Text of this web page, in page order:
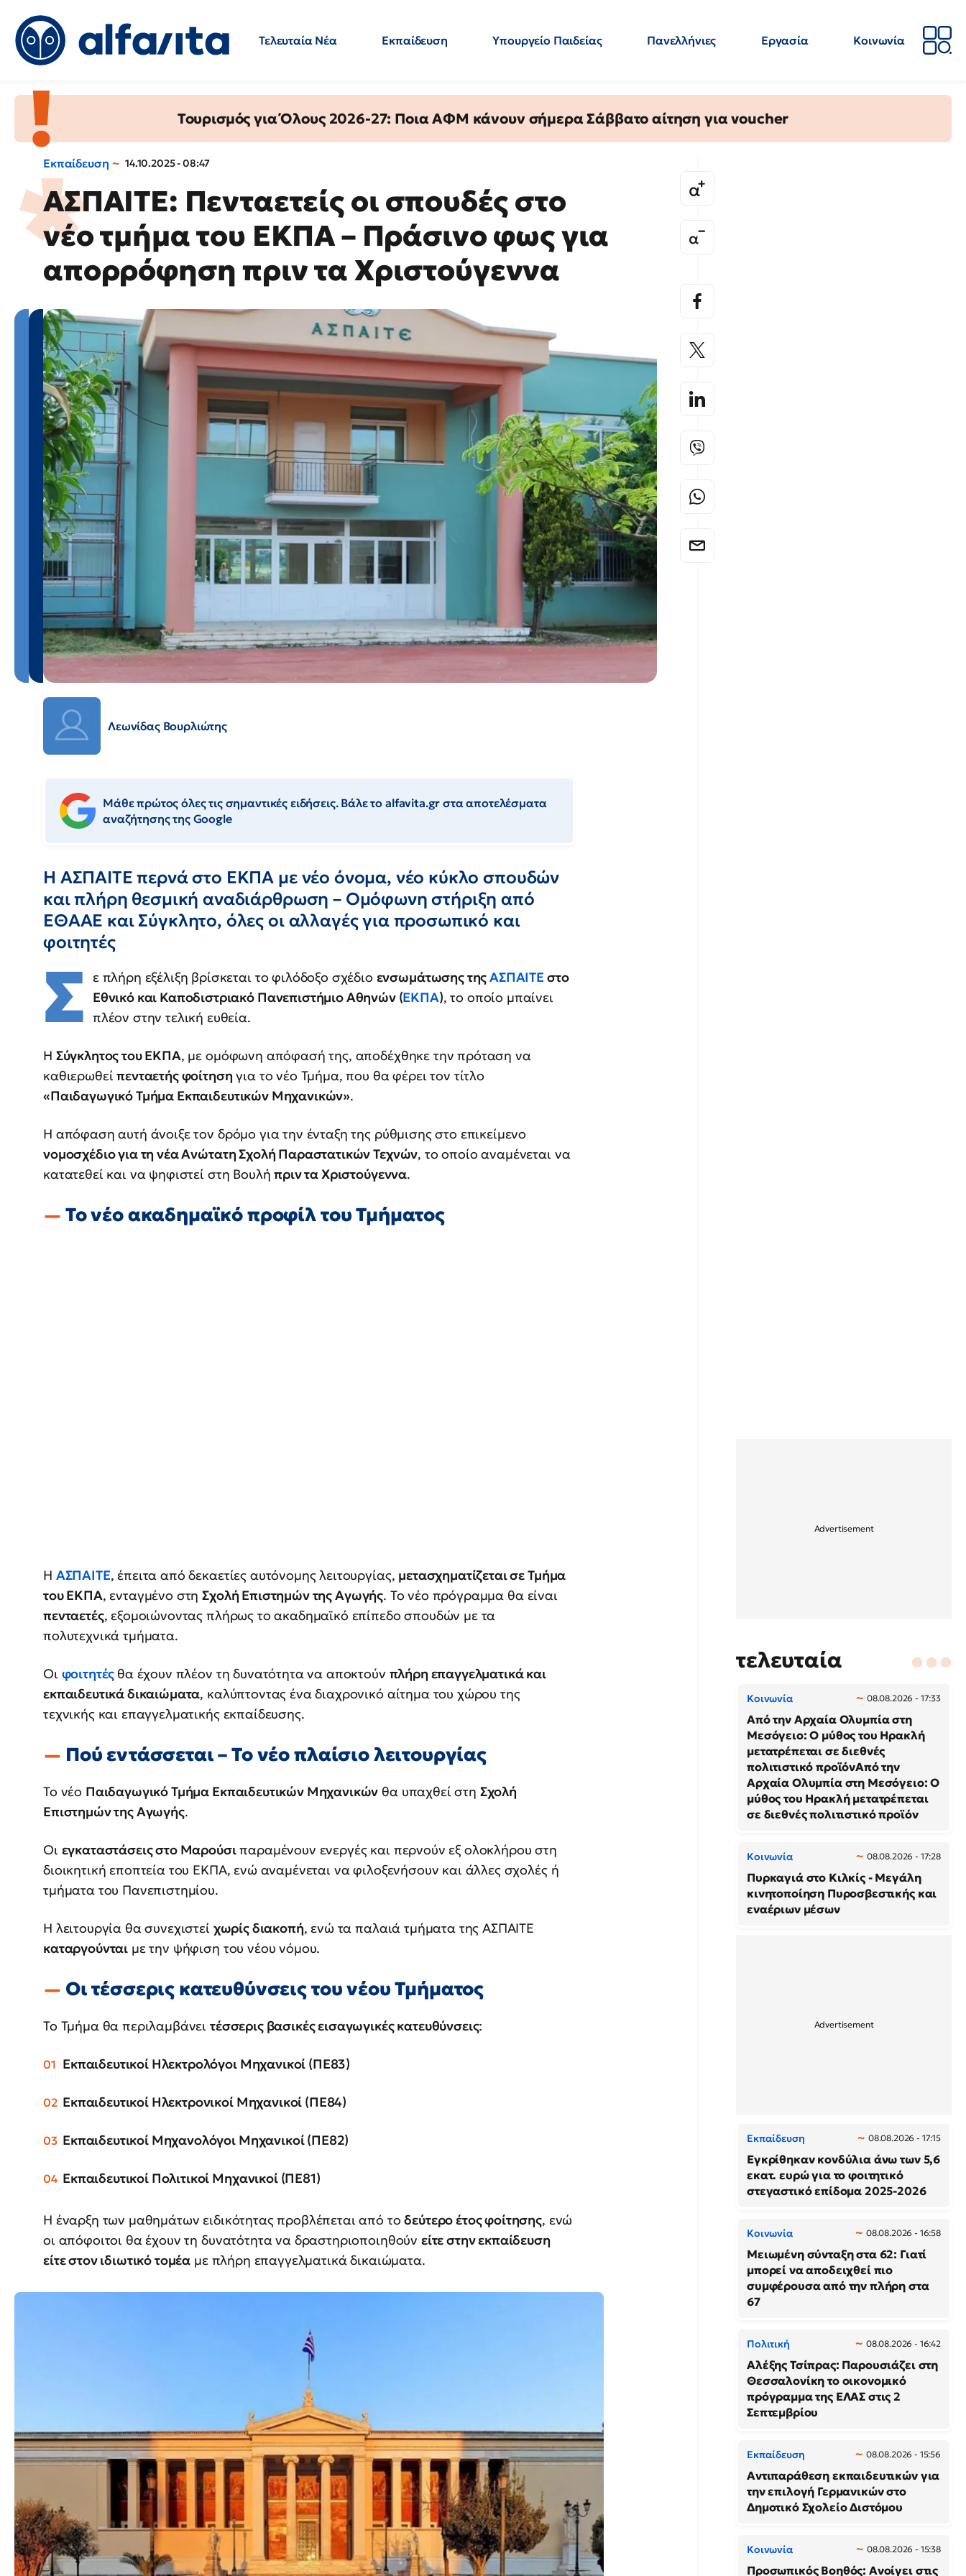
Τελευταία Νέα Εκπαίδευση Υπουργείο Παιδείας Πανελλήνιες Εργασία
Κοινωνία
Τουρισμός για Όλους 2026-27: Ποια ΑΦΜ κάνουν σήμερα Σάββατο αίτηση για voucher
Εκπαίδευση 14.10.2025 - 08:47
ΑΣΠΑΙΤΕ: Πενταετείς οι σπουδές στο
νέο τμήμα του ΕΚΠΑ – Πράσινο φως για
απορρόφηση πριν τα Χριστούγεννα
Λεωνίδας Βουρλιώτης
Μάθε πρώτος όλες τις σημαντικές ειδήσεις. Βάλε το alfavita.gr στα αποτελέσματα
αναζήτησης της Google
Η ΑΣΠΑΙΤΕ περνά στο ΕΚΠΑ με νέο όνομα, νέο κύκλο σπουδών
και πλήρη θεσμική αναδιάρθρωση – Ομόφωνη στήριξη από
ΕΘΑΑΕ και Σύγκλητο, όλες οι αλλαγές για προσωπικό και
φοιτητές
Σ ε πλήρη εξέλιξη βρίσκεται το φιλόδοξο σχέδιο ενσωμάτωσης τηςΑΣΠΑΙΤΕ στο
Εθνικό και Καποδιστριακό Πανεπιστήμιο Αθηνών (ΕΚΠΑ), το οποίο μπαίνει
πλέον στην τελική ευθεία.
Η Σύγκλητος του ΕΚΠΑ, με ομόφωνη απόφασή της, αποδέχθηκε την πρόταση να
καθιερωθείπενταετής φοίτηση για το νέο Τμήμα, που θα φέρει τον τίτλο
«Παιδαγωγικό Τμήμα Εκπαιδευτικών Μηχανικών».
Η απόφαση αυτή άνοιξε τον δρόμο για την ένταξη της ρύθμισης στο επικείμενο
νομοσχέδιο για τη νέα Ανώτατη Σχολή Παραστατικών Τεχνών, το οποίο αναμένεται να
κατατεθεί και να ψηφιστεί στη Βουλήπριν τα Χριστούγεννα.
Το νέο ακαδημαϊκό προφίλ του Τμήματος
Η ΑΣΠΑΙΤΕ, έπειτα από δεκαετίες αυτόνομης λειτουργίας, μετασχηματίζεται σε Τμήμα
του ΕΚΠΑ, ενταγμένο στηΣχολή Επιστημών της Αγωγής. Το νέο πρόγραμμα θα είναι
πενταετές, εξομοιώνοντας πλήρως το ακαδημαϊκό επίπεδο σπουδών με τα
πολυτεχνικά τμήματα.
Οι φοιτητές θα έχουν πλέον τη δυνατότητα να αποκτούν πλήρη επαγγελματικά και
εκπαιδευτικά δικαιώματα, καλύπτοντας ένα διαχρονικό αίτημα του χώρου της
τεχνικής και επαγγελματικής εκπαίδευσης.
Πού εντάσσεται – Το νέο πλαίσιο λειτουργίας
Το νέο Παιδαγωγικό Τμήμα Εκπαιδευτικών Μηχανικών θα υπαχθεί στη Σχολή
Επιστημών της Αγωγής.
Οι εγκαταστάσεις στο Μαρούσιπαραμένουν ενεργές και περνούν εξ ολοκλήρου στη
διοικητική εποπτεία του ΕΚΠΑ, ενώ αναμένεται να φιλοξενήσουν και άλλες σχολές ή
τμήματα του Πανεπιστημίου.
Η λειτουργία θα συνεχιστεί χωρίς διακοπή, ενώ τα παλαιά τμήματα της ΑΣΠΑΙΤΕ
καταργούνται με την ψήφιση του νέου νόμου.
Οι τέσσερις κατευθύνσεις του νέου Τμήματος
Το Τμήμα θα περιλαμβάνει τέσσερις βασικές εισαγωγικές κατευθύνσεις:
Εκπαιδευτικοί Ηλεκτρολόγοι Μηχανικοί (ΠΕ83)
Εκπαιδευτικοί Ηλεκτρονικοί Μηχανικοί (ΠΕ84)
Εκπαιδευτικοί Μηχανολόγοι Μηχανικοί (ΠΕ82)
Εκπαιδευτικοί Πολιτικοί Μηχανικοί (ΠΕ81)
Η έναρξη των μαθημάτων ειδικότητας προβλέπεται από τοδεύτερο έτος φοίτησης, ενώ
οι απόφοιτοι θα έχουν τη δυνατότητα να δραστηριοποιηθούν είτε στην εκπαίδευση
είτε στον ιδιωτικό τομέα με πλήρη επαγγελματικά δικαιώματα.
τελευταία
Κοινωνία 08.08.2026 - 17:33
Από την Αρχαία Ολυμπία στη
Μεσόγειο: Ο μύθος του Ηρακλή
μετατρέπεται σε διεθνές
πολιτιστικό προϊόνΑπό την
Αρχαία Ολυμπία στη Μεσόγειο: Ο
μύθος του Ηρακλή μετατρέπεται
σε διεθνές πολιτιστικό προϊόν
Κοινωνία 08.08.2026 - 17:28
Πυρκαγιά στο Κιλκίς - Μεγάλη
κινητοποίηση Πυροσβεστικής και
εναέριων μέσων
Εκπαίδευση 08.08.2026 - 17:15
Εγκρίθηκαν κονδύλια άνω των 5,6
εκατ. ευρώ για το φοιτητικό
στεγαστικό επίδομα 2025-2026
Κοινωνία 08.08.2026 - 16:58
Μειωμένη σύνταξη στα 62: Γιατί
μπορεί να αποδειχθεί πιο
συμφέρουσα από την πλήρη στα
67
Πολιτική 08.08.2026 - 16:42
Αλέξης Τσίπρας: Παρουσιάζει στη
Θεσσαλονίκη το οικονομικό
πρόγραμμα της ΕΛΑΣ στις 2
Σεπτεμβρίου
Εκπαίδευση 08.08.2026 - 15:56
Αντιπαράθεση εκπαιδευτικών για
την επιλογή Γερμανικών στο
Δημοτικό Σχολείο Διστόμου
Κοινωνία 08.08.2026 - 15:38
Προσωπικός Βοηθός: Ανοίγει στις